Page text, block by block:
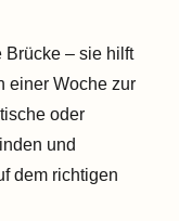
Brücke – sie hilft
einer Woche zur
oder
und
dem richtigen